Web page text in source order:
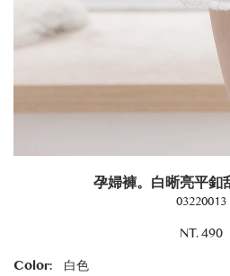
孕婦褲。白晰亮平釦
03220013
NT. 490
Color:
白色